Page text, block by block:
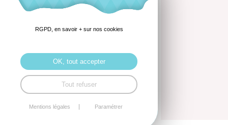
Breton
Lire
suite
RGPD, en savoir + sur nos cookies
OK, tout accepter
Tout refuser
Mentions légales Paramétrer